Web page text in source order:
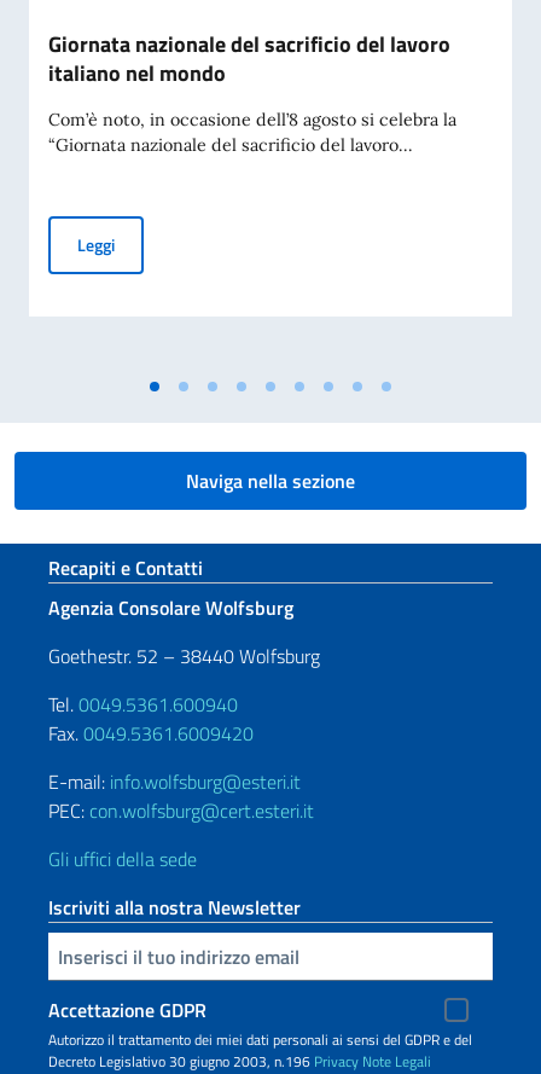
Giornata nazionale del sacrificio del lavoro
italiano nel mondo
Com’è noto, in occasione dell’8 agosto si celebra la
“Giornata nazionale del sacrificio del lavoro...
LeggiGiornata nazionale del sacrificio del lavoro italiano nel
Naviga nella sezione
Sezione footer
Recapiti e Contatti
Agenzia Consolare Wolfsburg
Goethestr. 52 – 38440 Wolfsburg
Tel.0049.5361.600940
Fax.0049.5361.6009420
E-mail: info.wolfsburg@esteri.it
PEC: con.wolfsburg@cert.esteri.it
Gli uffici della sede
Iscriviti alla nostra Newsletter
Inserisci la tua email
Accettazione GDPR
Autorizzo il trattamento dei miei dati personali ai sensi del GDPR e del
Decreto Legislativo 30 giugno 2003, n.196 Privacy Note Legali